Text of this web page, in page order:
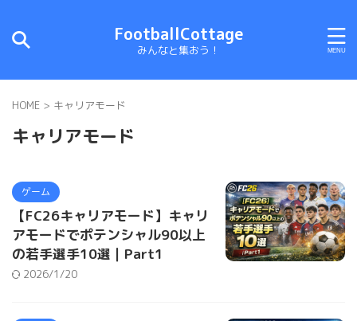
FootballCottage
みんなと集おう！
HOME > キャリアモード
キャリアモード
ゲーム
【FC26キャリアモード】キャリ
アモードでポテンシャル90以上
の若手選手10選｜Part1
2026/1/20